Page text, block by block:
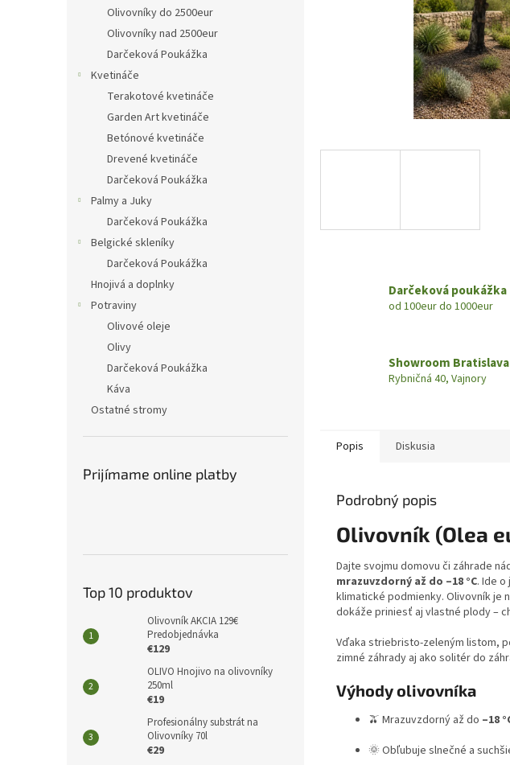
Olivovníky do 2500eur
Olivovníky nad 2500eur
Darčeková Poukážka
Kvetináče
Terakotové kvetináče
Garden Art kvetináče
Betónové kvetináče
Drevené kvetináče
Darčeková Poukážka
Palmy a Juky
Darčeková Poukážka
Belgické skleníky
Darčeková Poukážka
Hnojivá a doplnky
Potraviny
Olivové oleje
Olivy
Darčeková Poukážka
Káva
Ostatné stromy
Prijímame online platby
Top 10 produktov
Olivovník AKCIA 129€
Predobjednávka
€129
OLIVO Hnojivo na olivovníky
250ml
€19
Profesionálny substrát na
Olivovníky 70l
€29
Darčeková poukážka
od 100eur do 1000eur
Showroom Bratislava
Rybničná 40, Vajnory
Popis Diskusia
Podrobný popis
Olivovník (Olea
Dajte svojmu domovu či záhrade
mrazuvzdorný až do –18 °C. Ide
klimatické podmienky. Olivovník je
dokáže priniesť aj vlastné plody –
Vďaka striebristo-zeleným listom,
zimné záhrady aj ako solitér do
Výhody olivovníka
🫒 Mrazuvzdorný až do –18
🌞 Obľubuje slnečné a